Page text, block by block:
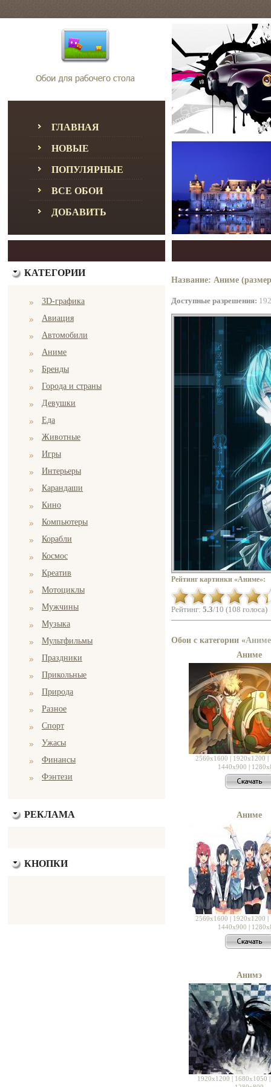
ГЛАВНАЯ
НОВЫЕ
ПОПУЛЯРНЫЕ
ВСЕ ОБОИ
ДОБАВИТЬ
КАТЕГОРИИ
3D-графика
Авиация
Автомобили
Аниме
Бренды
Города и страны
Девушки
Еда
Животные
Игры
Интерьеры
Карандаши
Кино
Компьютеры
Корабли
Космос
Креатив
Мотоциклы
Мужчины
Музыка
Мультфильмы
Праздники
Прикольные
Природа
Разное
Спорт
Ужасы
Финансы
Фэнтези
РЕКЛАМА
КНОПКИ
Название: Аниме
Доступные разрешения:
Рейтинг картинки «Аниме»:
Рейтинг: 5.3/10 (108 голоса)
Обои с категории «Аниме
Аниме
2560x1600 | 1920x1200 |
1440x900 |
Аниме
2560x1600 | 1920x1200 |
1440x900 |
Анимэ
1920x1200 | 1680x1050